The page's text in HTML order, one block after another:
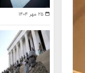
۲۵ مهر ۱۴۰۴